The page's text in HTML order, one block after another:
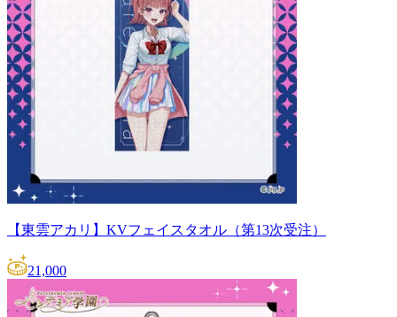
【東雲アカリ】KVフェイスタオル（第13次受注）
21,000